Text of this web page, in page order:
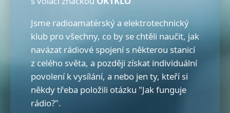
Jsme radioamatérský a elektrotechnický
klub pro všechny, co by se chtěli naučit, jak
navázat rádiové spojení s některou stanicí
z celého světa, a později získat individuální
povolení k vysílání, a nebo jen ty, kteří si
někdy třeba položili otázku "Jak funguje
rádio?".